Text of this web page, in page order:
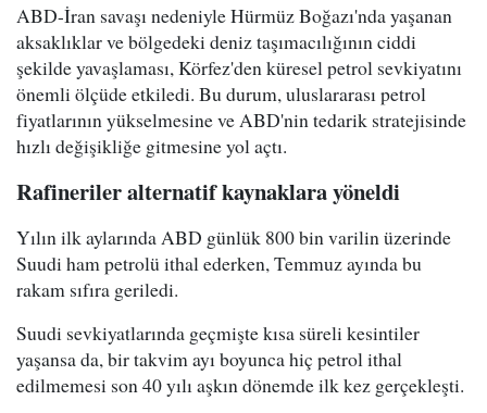
ABD-İran savaşı nedeniyle Hürmüz Boğazı'nda yaşanan
aksaklıklar ve bölgedeki deniz taşımacılığının ciddi
şekilde yavaşlaması, Körfez'den küresel petrol sevkiyatını
önemli ölçüde etkiledi. Bu durum, uluslararası petrol
fiyatlarının yükselmesine ve ABD'nin tedarik stratejisinde
hızlı değişikliğe gitmesine yol açtı.
Rafineriler alternatif kaynaklara yöneldi
Yılın ilk aylarında ABD günlük 800 bin varilin üzerinde
Suudi ham petrolü ithal ederken, Temmuz ayında bu
rakam sıfıra geriledi.
Suudi sevkiyatlarında geçmişte kısa süreli kesintiler
yaşansa da, bir takvim ayı boyunca hiç petrol ithal
edilmemesi son 40 yılı aşkın dönemde ilk kez gerçekleşti.